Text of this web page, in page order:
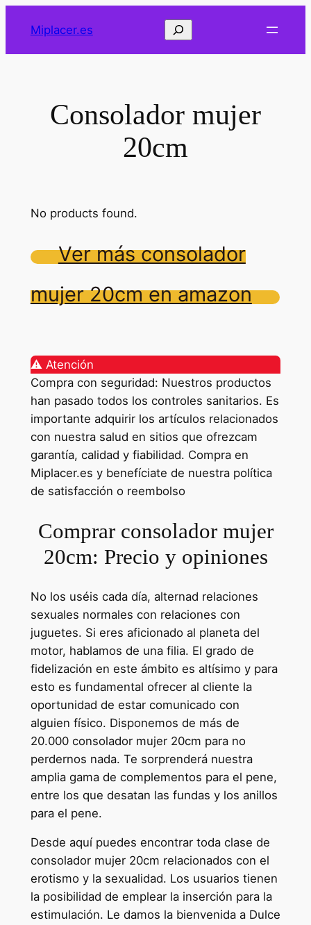
Miplacer.es Buscar
Consolador mujer
20cm
No products found.
Ver más consolador
mujer 20cm en amazon
⚠️ Atención
Compra con seguridad: Nuestros productos
han pasado todos los controles sanitarios. Es
importante adquirir los artículos relacionados
con nuestra salud en sitios que ofrezcam
garantía, calidad y fiabilidad. Compra en
Miplacer.es y benefíciate de nuestra política
de satisfacción o reembolso
Comprar consolador mujer
20cm: Precio y opiniones
No los uséis cada día, alternad relaciones
sexuales normales con relaciones con
juguetes. Si eres aficionado al planeta del
motor, hablamos de una filia. El grado de
fidelización en este ámbito es altísimo y para
esto es fundamental ofrecer al cliente la
oportunidad de estar comunicado con
alguien físico. Disponemos de más de
20.000 consolador mujer 20cm para no
perdernos nada. Te sorprenderá nuestra
amplia gama de complementos para el pene,
entre los que desatan las fundas y los anillos
para el pene.
Desde aquí puedes encontrar toda clase de
consolador mujer 20cm relacionados con el
erotismo y la sexualidad. Los usuarios tienen
la posibilidad de emplear la inserción para la
estimulación. Le damos la bienvenida a Dulce